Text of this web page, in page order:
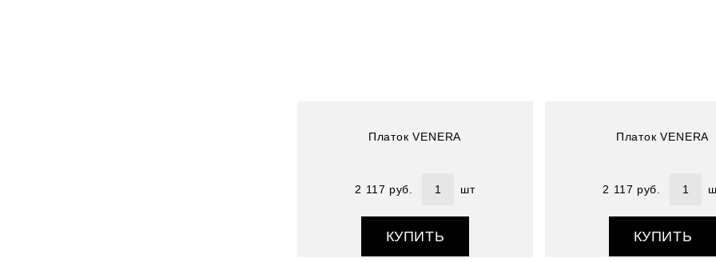
Платок VENERA
2 117 руб. шт
КУПИТЬ
Платок VENERA
2 117 руб.
КУПИТЬ